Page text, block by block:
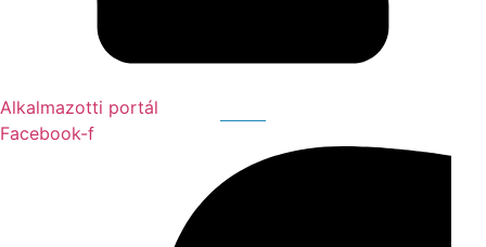
Alkalmazotti portál
Facebook-f